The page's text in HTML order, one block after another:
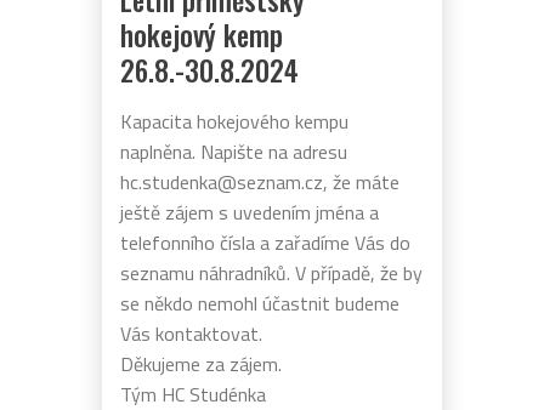
hokejový kemp
26.8.-30.8.2024
Kapacita hokejového kempu
naplněna. Napište na adresu
hc.studenka@seznam.cz, že máte
ještě zájem s uvedením jména a
telefonního čísla a zařadíme Vás do
seznamu náhradníků. V případě, že by
se někdo nemohl účastnit budeme
Vás kontaktovat.
Děkujeme za zájem.
Tým HC Studénka